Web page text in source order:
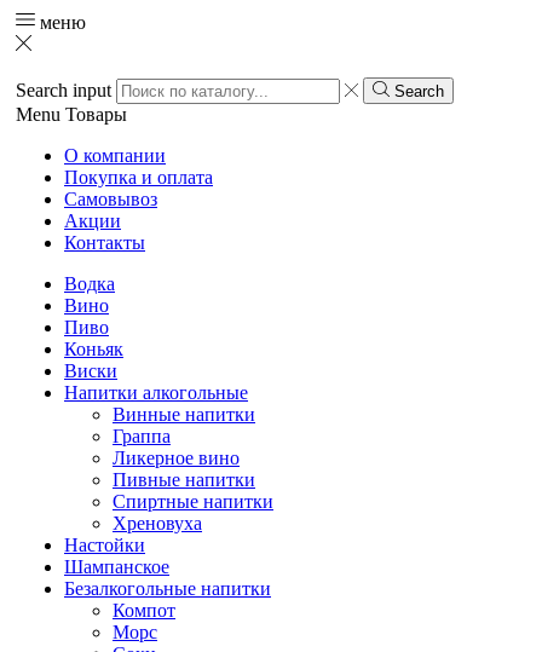
меню
Search input Search
Menu Товары
О компании
Покупка и оплата
Самовывоз
Акции
Контакты
Водка
Вино
Пиво
Коньяк
Виски
Напитки алкогольные
Винные напитки
Граппа
Ликерное вино
Пивные напитки
Спиртные напитки
Хреновуха
Настойки
Шампанское
Безалкогольные напитки
Компот
Морс